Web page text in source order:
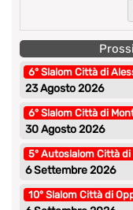
6° Slalom Città di
23 Agosto 2026
6° Slalom Città di
30 Agosto 2026
5° Autoslalom Città di
6 Settembre 2026
10° Slalom Città di